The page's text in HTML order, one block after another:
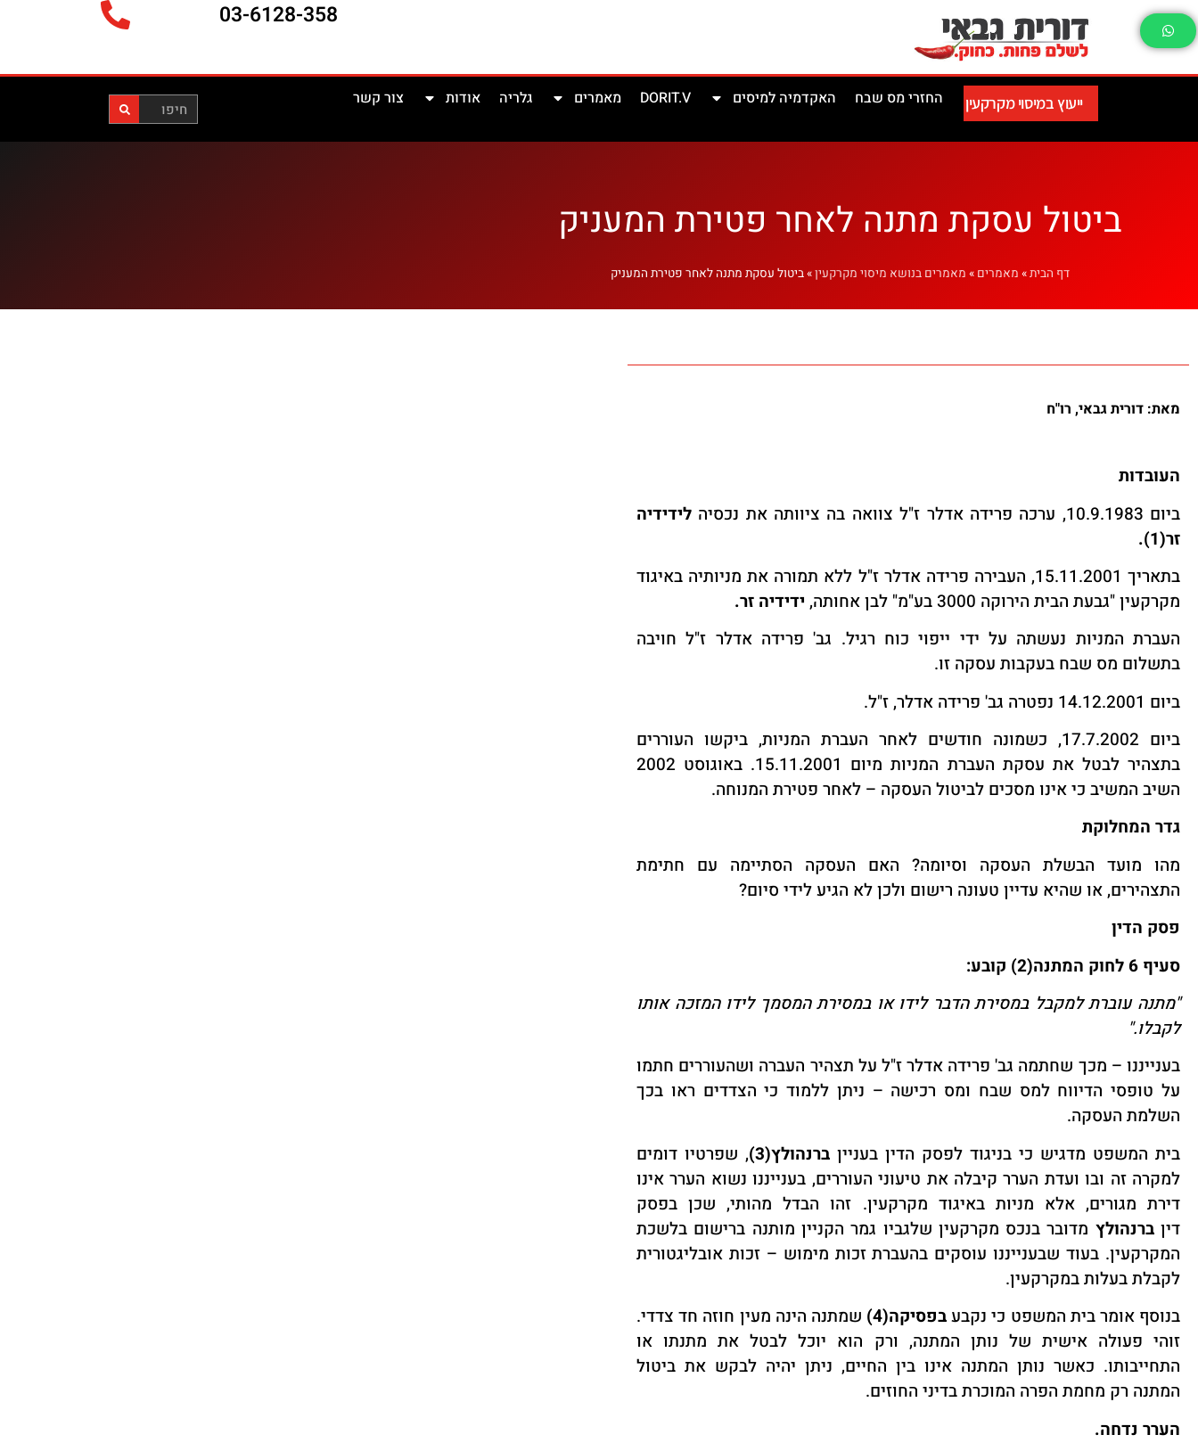
ייעוץ במיסוי מקרקעין החזרי מס שבח האקדמיה למיסים DORIT.V מאמרים גלריה אודות צור קשר
ביטול עסקת מתנה לאחר פטירת המעניק
דף הבית» מאמרים » מאמרים בנושא מיסוי מקרקעין»ביטול עסקת מתנה לאחר פטירת המעניק
מאת: דורית גבאי, רו"ח
העובדות
ביום 10.9.1983, ערכה פרידה אדלר ז"ל צוואה בה ציוותה את נכסיה
לידידיה
זר(1 ).
בתאריך 15.11.2001, העבירה פרידה אדלר ז"ל ללא תמורה את מניותיה באיגוד
מקרקעין "גבעת הבית הירוקה 3000 בע"מ" לבן אחותה
, ידידיה זר.
העברת המניות נעשתה על ידי ייפוי כוח רגיל. גב' פרידה אדלר ז"ל חויבה
בתשלום מס שבח בעקבות עסקה זו.
ביום 14.12.2001 נפטרה גב' פרידה אדלר, ז"ל
.
ביום 17.7.2002, כשמונה חודשים לאחר העברת המניות, ביקשו העוררים
בתצהיר לבטל את עסקת העברת המניות מיום 15.11.2001. באוגוסט 2002
השיב המשיב כי אינו מסכים לביטול העסקה – לאחר פטירת המנוחה.
גדר המחלוקת
מהו מועד הבשלת העסקה וסיומה? האם העסקה הסתיימה עם חתימת
התצהירים, או שהיא עדיין טעונה רישום ולכן לא הגיע לידי סיום?
פסק הדין
סעיף 6 לחוק המתנה(2) קובע
:
"מתנה עוברת למקבל במסירת הדבר לידו או במסירת המסמך לידו המזכה אותו
לקבלו."
בענייננו – מכך שחתמה גב' פרידה אדלר ז"ל על תצהיר העברה ושהעוררים חתמו
על טופסי הדיווח למס שבח ומס רכישה – ניתן ללמוד כי הצדדים ראו בכך
השלמת העסקה.
בית המשפט מדגיש כי בניגוד לפסק הדין בעניין ברנהולץ(3 )
, שפרטיו דומים
למקרה זה ובו ועדת הערר קיבלה את טיעוני העוררים, בענייננו נשוא הערר אינו
דירת מגורים, אלא מניות באיגוד מקרקעין. זהו הבדל מהותי, שכן בפסק
דין ברנהולץ מדובר בנכס מקרקעין שלגביו גמר הקניין מותנה ברישום בלשכת
המקרקעין. בעוד שבענייננו עוסקים בהעברת זכות מימוש – זכות אובליגטורית
לקבלת בעלות במקרקעין.
בנוסף אומר בית המשפט כי נקבעבפסיקה(4 ) שמתנה הינה מעין חוזה חד צדדי.
זוהי פעולה אישית של נותן המתנה, ורק הוא יוכל לבטל את מתנתו או
התחייבותו. כאשר נותן המתנה אינו בין החיים, ניתן יהיה לבקש את ביטול
המתנה רק מחמת הפרה המוכרת בדיני החוזים.
הערר נדחה.